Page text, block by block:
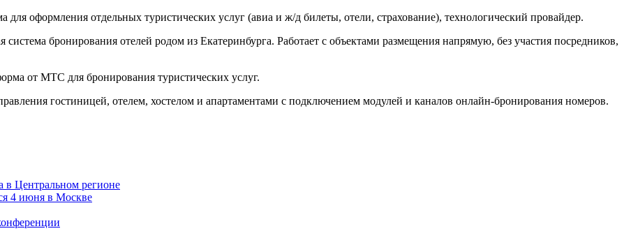
для оформления отдельных туристических услуг (авиа и ж/д билеты, отели, страхование), технологический провайдер.
система бронирования отелей родом из Екатеринбурга. Работает с объектами размещения напрямую, без участия посредников,
от МТС для бронирования туристических услуг.
гостиницей, отелем, хостелом и апартаментами с подключением модулей и каналов онлайн-бронирования номеров.
в Центральном регионе
4 июня в Москве